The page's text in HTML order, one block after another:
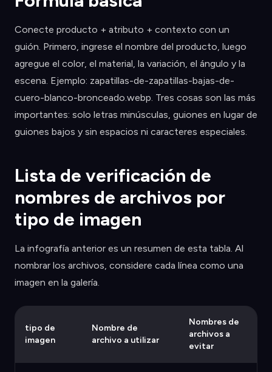
Conecte producto + atributo + contexto con un
guión. Primero, ingrese el nombre del producto, luego
agregue el color, el material, la variación, el ángulo y la
escena. Ejemplo: zapatillas-de-zapatillas-bajas-de-
cuero-blanco-bronceado.webp. Tres cosas son las más
importantes: solo letras minúsculas, guiones en lugar de
guiones bajos y sin espacios ni caracteres especiales.
Lista de verificación de
nombres de archivos por
tipo de imagen
La infografía anterior es un resumen de esta tabla. Al
nombrar los archivos, considere cada línea como una
imagen en la galería.
tipo de
imagen
Nombre de
archivo a utilizar
Nombres de
archivos a
evitar